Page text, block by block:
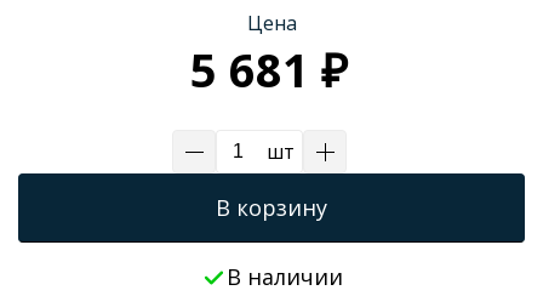
Трапы для душевых
Цена
5 681 ₽
шт
В корзину
В наличии